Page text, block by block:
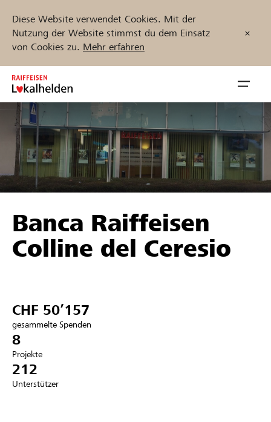
Diese Website verwendet Cookies. Mit der
Nutzung der Website stimmst du dem Einsatz
von Cookies zu. Mehr erfahren
Zum
Inhalt
springen
öffnen
Unterstützen
Hilfe & Support
Anmelden
Projekte und Organisationen finden
Jetzt starten
Banca Raiffeisen
Colline del Ceresio
CHF 50’157
gesammelte Spenden
8
Projekte
212
Unterstützer